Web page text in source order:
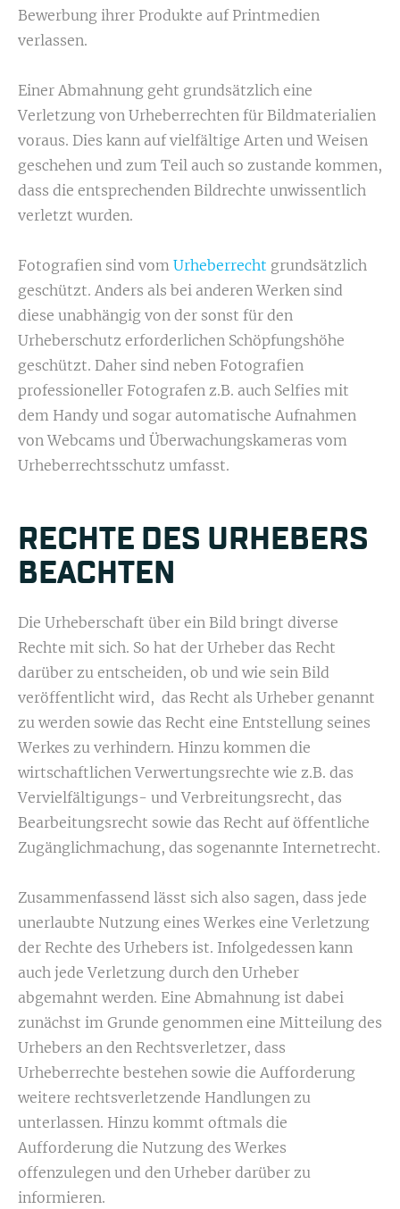
Bewerbung ihrer Produkte auf Printmedien
verlassen.
Einer Abmahnung geht grundsätzlich eine
Verletzung von Urheberrechten für Bildmaterialien
voraus. Dies kann auf vielfältige Arten und Weisen
geschehen und zum Teil auch so zustande kommen,
dass die entsprechenden Bildrechte unwissentlich
verletzt wurden.
Fotografien sind vom Urheberrecht grundsätzlich
geschützt. Anders als bei anderen Werken sind
diese unabhängig von der sonst für den
Urheberschutz erforderlichen Schöpfungshöhe
geschützt. Daher sind neben Fotografien
professioneller Fotografen z.B. auch Selfies mit
dem Handy und sogar automatische Aufnahmen
von Webcams und Überwachungskameras vom
Urheberrechtsschutz umfasst.
RECHTE DES URHEBERS
BEACHTEN
Die Urheberschaft über ein Bild bringt diverse
Rechte mit sich. So hat der Urheber das Recht
darüber zu entscheiden, ob und wie sein Bild
veröffentlicht wird, das Recht als Urheber genannt
zu werden sowie das Recht eine Entstellung seines
Werkes zu verhindern. Hinzu kommen die
wirtschaftlichen Verwertungsrechte wie z.B. das
Vervielfältigungs- und Verbreitungsrecht, das
Bearbeitungsrecht sowie das Recht auf öffentliche
Zugänglichmachung, das sogenannte Internetrecht.
Zusammenfassend lässt sich also sagen, dass jede
unerlaubte Nutzung eines Werkes eine Verletzung
der Rechte des Urhebers ist. Infolgedessen kann
auch jede Verletzung durch den Urheber
abgemahnt werden. Eine Abmahnung ist dabei
zunächst im Grunde genommen eine Mitteilung des
Urhebers an den Rechtsverletzer, dass
Urheberrechte bestehen sowie die Aufforderung
weitere rechtsverletzende Handlungen zu
unterlassen. Hinzu kommt oftmals die
Aufforderung die Nutzung des Werkes
offenzulegen und den Urheber darüber zu
informieren.